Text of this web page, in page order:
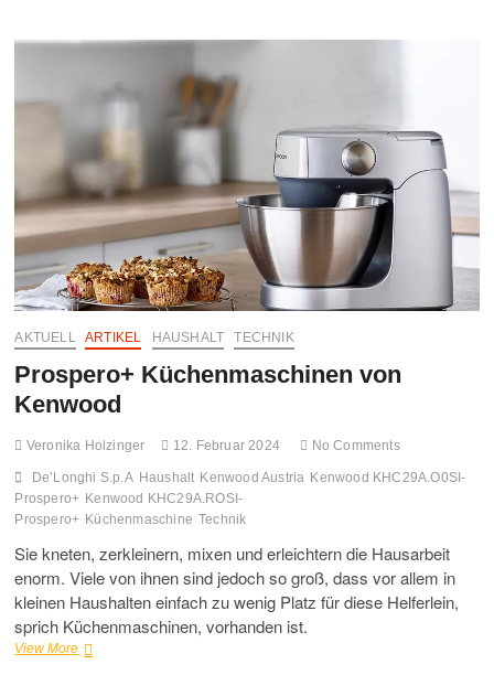
–
kHealthy
AKTUELL ARTIKEL HAUSHALT TECHNIK
Prospero+ Küchenmaschinen von
Kenwood
Veronika Holzinger 12. Februar 2024 No Comments
De’Longhi S.p.A Haushalt Kenwood Austria Kenwood KHC29A.O0SI-
Prospero+ Kenwood KHC29A.ROSI-
Prospero+ Küchenmaschine Technik
Sie kneten, zerkleinern, mixen und erleichtern die Hausarbeit
enorm. Viele von ihnen sind jedoch so groß, dass vor allem in
kleinen Haushalten einfach zu wenig Platz für diese Helferlein,
sprich Küchenmaschinen, vorhanden ist.
View MoreProspero+